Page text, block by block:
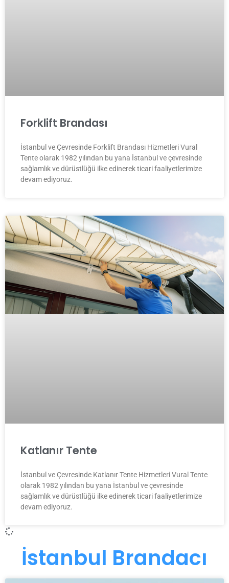
Forklift Brandası
İstanbul ve Çevresinde Forklift Brandası Hizmetleri Vural
Tente olarak 1982 yılından bu yana İstanbul ve çevresinde
sağlamlık ve dürüstlüğü ilke edinerek ticari faaliyetlerimize
devam ediyoruz.
Katlanır Tente
İstanbul ve Çevresinde Katlanır Tente Hizmetleri Vural Tente
olarak 1982 yılından bu yana İstanbul ve çevresinde
sağlamlık ve dürüstlüğü ilke edinerek ticari faaliyetlerimize
devam ediyoruz.
İstanbul Brandacı